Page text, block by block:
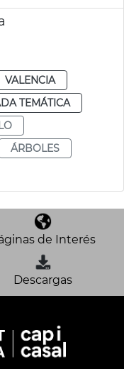
VALENCIA
TEMÁTICA
ÁRBOLES
de Interés
Descargas